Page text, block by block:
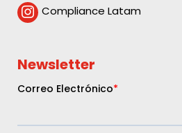
 Compliance Latam
Newsletter